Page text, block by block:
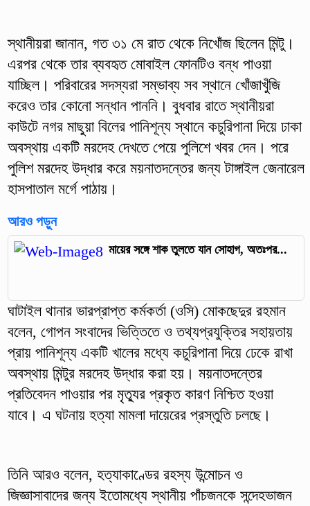
স্থানীয়রা জানান, গত ৩১ মে রাত থেকে নিখোঁজ ছিলেন মিন্টু।
এরপর থেকে তার ব্যবহৃত মোবাইল ফোনটিও বন্ধ পাওয়া
যাচ্ছিল। পরিবারের সদস্যরা সম্ভাব্য সব স্থানে খোঁজাখুঁজি
করেও তার কোনো সন্ধান পাননি। বুধবার রাতে স্থানীয়রা
কাউটে নগর মাছুয়া বিলের পানিশূন্য স্থানে কচুরিপানা দিয়ে ঢাকা
অবস্থায় একটি মরদেহ দেখতে পেয়ে পুলিশে খবর দেন। পরে
পুলিশ মরদেহ উদ্ধার করে ময়নাতদন্তের জন্য টাঙ্গাইল জেনারেল
হাসপাতাল মর্গে পাঠায়।
আরও পড়ুন
মায়ের সঙ্গে শাক তুলতে যান সোহাগ, অতঃপর...
ঘাটাইল থানার ভারপ্রাপ্ত কর্মকর্তা (ওসি) মোকছেদুর রহমান
বলেন, গোপন সংবাদের ভিত্তিতে ও তথ্যপ্রযুক্তির সহায়তায়
প্রায় পানিশূন্য একটি খালের মধ্যে কচুরিপানা দিয়ে ঢেকে রাখা
অবস্থায় মিন্টুর মরদেহ উদ্ধার করা হয়। ময়নাতদন্তের
প্রতিবেদন পাওয়ার পর মৃত্যুর প্রকৃত কারণ নিশ্চিত হওয়া
যাবে। এ ঘটনায় হত্যা মামলা দায়েরের প্রস্তুতি চলছে।
তিনি আরও বলেন, হত্যাকাণ্ডের রহস্য উন্মোচন ও
জিজ্ঞাসাবাদের জন্য ইতোমধ্যে স্থানীয় পাঁচজনকে সন্দেহভাজন